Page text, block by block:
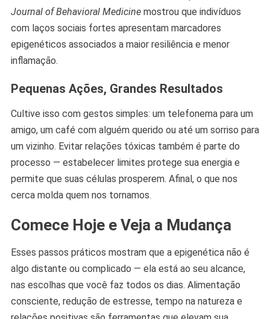
Journal of Behavioral Medicinemostrou que indivíduos
com laços sociais fortes apresentam marcadores
epigenéticos associados a maior resiliência e menor
inflamação.
Pequenas Ações, Grandes Resultados
Cultive isso com gestos simples: um telefonema para um
amigo, um café com alguém querido ou até um sorriso para
um vizinho. Evitar relações tóxicas também é parte do
processo — estabelecer limites protege sua energia e
permite que suas células prosperem. Afinal, o que nos
cerca molda quem nos tornamos.
Comece Hoje e Veja a Mudança
Esses passos práticos mostram que a epigenética não é
algo distante ou complicado — ela está ao seu alcance,
nas escolhas que você faz todos os dias. Alimentação
consciente, redução de estresse, tempo na natureza e